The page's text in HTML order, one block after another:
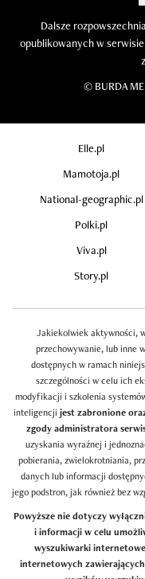
Dalsze
opublikowanych w
© BURDA
Elle.pl
Mamotoja.pl
National-geographic.pl
Polki.pl
Viva.pl
Story.pl
Jakiekolwiek aktywności,
przechowywanie, lub inne
dostępnych w ramach
szczególności w celu ich
modyfikacji i szkolenia
inteligencji jest zabronione
zgody administratora
uzyskania wyraźnej i
pobierania, zwielokrotniania,
danych lub informacji
jego podstron, jak również bez
Powyższe nie dotyczy
i informacji w celu
wyszukiwarki
internetowych